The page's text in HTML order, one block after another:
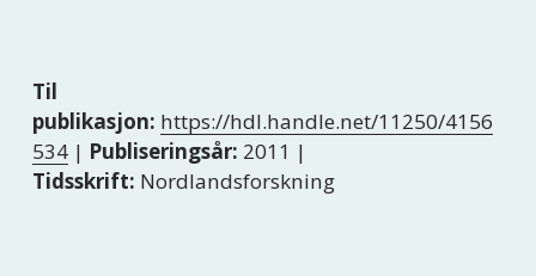
Til
publikasjon: https://hdl.handle.net/11250/4156
534| Publiseringsår: 2011 |
Tidsskrift: Nordlandsforskning